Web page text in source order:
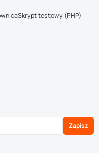
Skrypt testowy (PHP)
Zapisz